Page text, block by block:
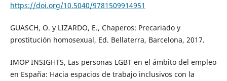
https://doi.org/10.5040/9781509914951
GUASCH, O. y LIZARDO, E., Chaperos: Precariado y
prostitución homosexual, Ed. Bellaterra, Barcelona, 2017.
IMOP INSIGHTS, Las personas LGBT en el ámbito del empleo
en España: Hacia espacios de trabajo inclusivos con la